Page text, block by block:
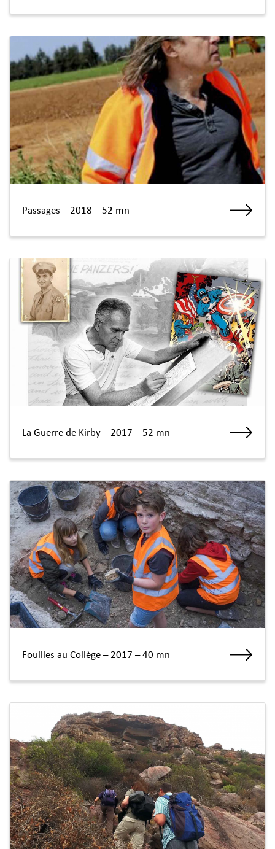
Passages – 2018 – 52 mn
La Guerre de Kirby – 2017 – 52 mn
Fouilles au Collège – 2017 – 40 mn